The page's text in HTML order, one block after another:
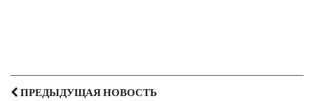
ПРЕДЫДУЩАЯ НОВОСТЬ